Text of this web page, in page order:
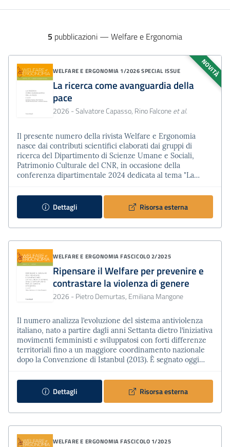
5 pubblicazioni — Welfare e Ergonomia
Elenco pubblicazioni NOVITÀ
WELFARE E ERGONOMIA 1/2026 SPECIAL ISSUE
La ricerca come avanguardia della
pace
2026 - Salvatore Capasso, Rino Falcone et al.
Il presente numero della rivista Welfare e Ergonomia
nasce dai contributi scientifici elaborati dai gruppi di
ricerca del Dipartimento di Scienze Umane e Sociali,
Patrimonio Culturale del CNR, in occasione della
conferenza dipartimentale 2024 dedicata al tema "La
approccio interdisciplinare, il volume si interroga sul ruolo
della scienza di fronte alla crescente instabilità globale e
al ritorno degli scenari bellici, muovendo da una doman…
Dettagli Risorsa esterna
WELFARE E ERGONOMIAFASCICOLO 2/2025
Ripensare il Welfare per prevenire e
contrastare la violenza di genere
2026 - Pietro Demurtas, Emiliana Mangone
Il numero analizza l’evoluzione del sistema antiviolenza
italiano, nato a partire dagli anni Settanta dietro l’iniziativa
movimenti femministi e sviluppatosi con forti differenze
territoriali fino a un maggiore coordinamento nazionale
dopo la Convenzione di Istanbul (2013). È segnato oggi
necessità di coordinare attori e approcci spesso diversi. La
violenza di genere emerge come un banco di prova per il
welfare: fenomeno diffuso e persis…
Dettagli Risorsa esterna
WELFARE E ERGONOMIAFASCICOLO 1/2025